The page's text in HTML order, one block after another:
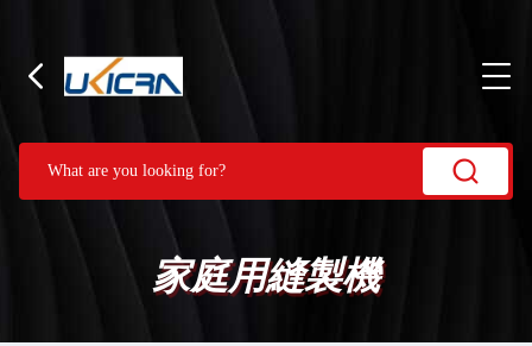
家庭用縫製機